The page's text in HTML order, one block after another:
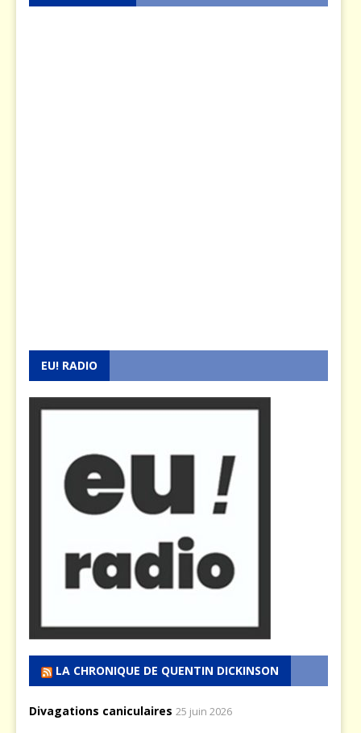
EU! RADIO
LA CHRONIQUE DE QUENTIN DICKINSON
Divagations caniculaires 25 juin 2026